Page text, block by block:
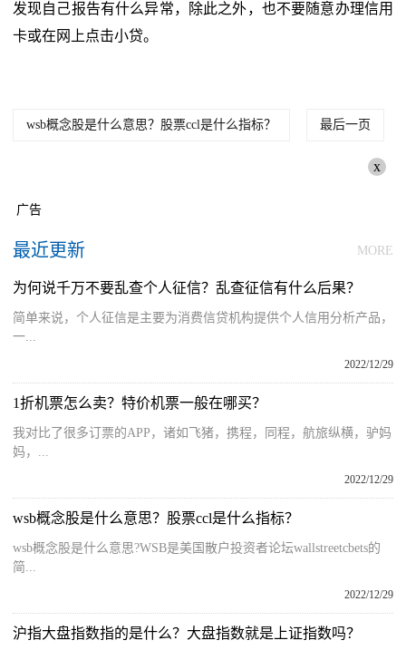
发现自己报告有什么异常，除此之外，也不要随意办理信用
卡或在网上点击小贷。
wsb概念股是什么意思？股票ccl是什么指标？ 最后一页
x
广告
最近更新 MORE
为何说千万不要乱查个人征信？乱查征信有什么后果？
简单来说，个人征信是主要为消费信贷机构提供个人信用分析产品，
一...
2022/12/29
1折机票怎么卖？特价机票一般在哪买？
我对比了很多订票的APP，诸如飞猪，携程，同程，航旅纵横，驴妈
妈，...
2022/12/29
wsb概念股是什么意思？股票ccl是什么指标？
wsb概念股是什么意思?WSB是美国散户投资者论坛wallstreetcbets的
简...
2022/12/29
沪指大盘指数指的是什么？大盘指数就是上证指数吗？